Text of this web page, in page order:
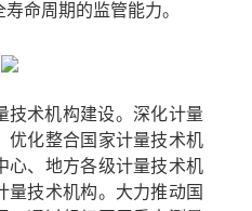
命周期的监管能力。
技术机构建设。深化计量
优化整合国家计量技术机
心、地方各级计量技术机
量技术机构。大力推动国